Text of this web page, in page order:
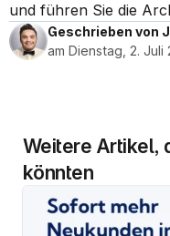
und führen Sie die
Geschrieben von
am Dienstag, 2. Juli
Weitere Artikel,
könnten